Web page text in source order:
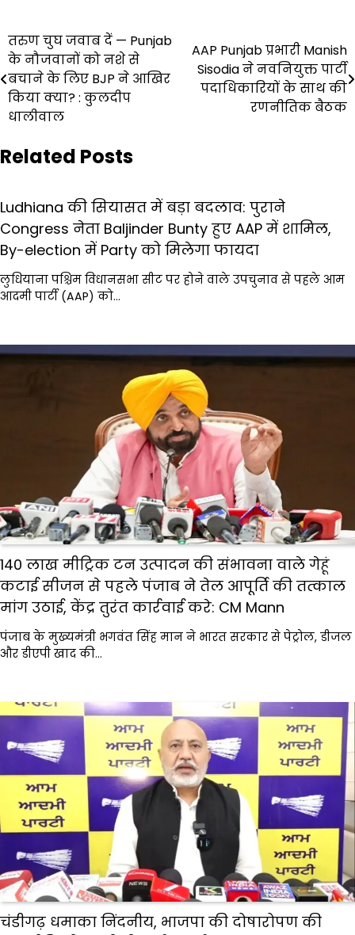
Post
navigation
तरुण चुघ जवाब दें — Punjab
के नौजवानों को नशे से
बचाने के लिए BJP ने आखिर
किया क्या? : कुलदीप
धालीवाल
AAP Punjab प्रभारी Manish
Sisodia ने नवनियुक्त पार्टी
पदाधिकारियों के साथ की
रणनीतिक बैठक
Related Posts
Ludhiana की सियासत में बड़ा बदलाव: पुराने
Congress नेता Baljinder Bunty हुए AAP में शामिल,
By-election में Party को मिलेगा फायदा
लुधियाना पश्चिम विधानसभा सीट पर होने वाले उपचुनाव से पहले आम
आदमी पार्टी (AAP) को…
140 लाख मीट्रिक टन उत्पादन की संभावना वाले गेहूं
कटाई सीजन से पहले पंजाब ने तेल आपूर्ति की तत्काल
मांग उठाई, केंद्र तुरंत कार्रवाई करे: CM Mann
पंजाब के मुख्यमंत्री भगवंत सिंह मान ने भारत सरकार से पेट्रोल, डीजल
और डीएपी खाद की…
चंडीगढ़ धमाका निंदनीय, भाजपा की दोषारोपण की